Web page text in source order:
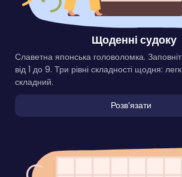
Щоденні судоку
Славетна японська головоломка.
від 1 до 9. Три рівні складності щодня:
складний.
Розвʼязати